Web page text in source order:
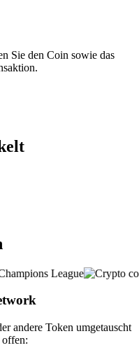
Sie den Coin sowie das
andere Token umgetauscht
offen: